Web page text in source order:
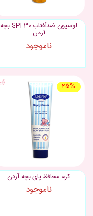
لوسیون ضدآفتاب SPF30 بچه
آردن
ناموجود
25%
کرم محافظ پای بچه آردن
ناموجود